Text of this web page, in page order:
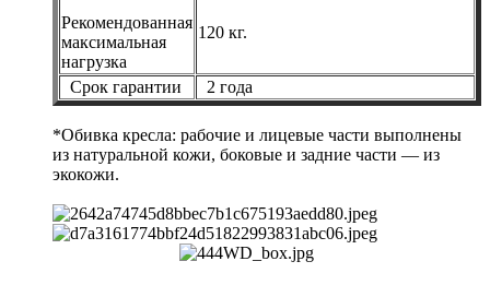
Рекомендованная
максимальная
нагрузка
120 кг.
Срок гарантии 2 года
*Обивка кресла: рабочие и лицевые части выполнены
из натуральной кожи, боковые и задние части — из
экокожи.